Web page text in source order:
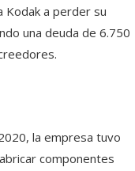
Kodak a perder su
una deuda de 6.750
la empresa tuvo
componentes